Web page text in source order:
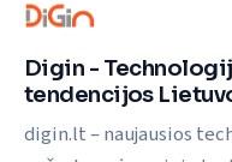
Digin -
tendencijos
digin.lt – naujausios